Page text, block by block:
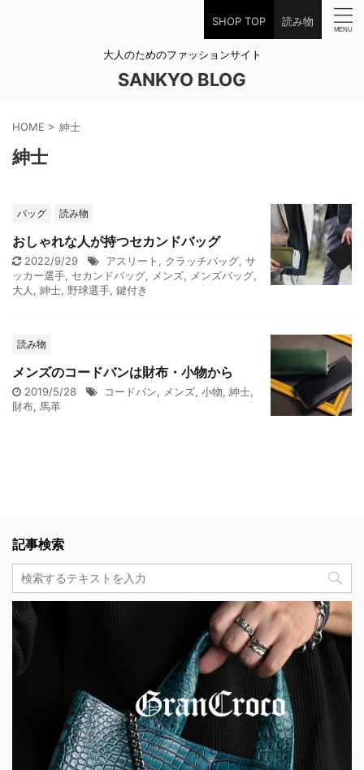
SHOP TOP 読み物
大人のためのファッションサイト
SANKYO BLOG
HOME > 紳士
紳士
バッグ 読み物
おしゃれな人が持つセカンドバッグ
2022/9/29 アスリート , クラッチバッグ, サ
ッカー選手, セカンドバッグ, メンズ, メンズバッグ,
大人 , 紳士, 野球選手, 鍵付き
読み物
メンズのコードバンは財布・小物から
2019/5/28 コードバン, メンズ, 小物, 紳士,
財布, 馬革
記事検索